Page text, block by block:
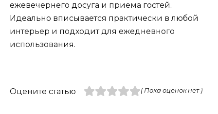
ежевечернего досуга и приема гостей.
Идеально вписывается практически в любой
интерьер и подходит для ежедневного
использования.
Оцените статью ( Пока оценок нет )